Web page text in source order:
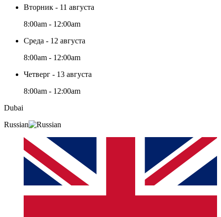
Вторник - 11 августа
8:00am - 12:00am
Среда - 12 августа
8:00am - 12:00am
Четверг - 13 августа
8:00am - 12:00am
Dubai
Russian